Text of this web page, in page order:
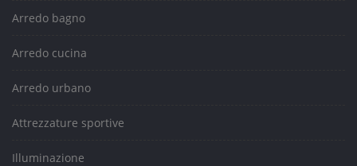
Arredo bagno
Arredo cucina
Arredo urbano
Attrezzature sportive
Illuminazione